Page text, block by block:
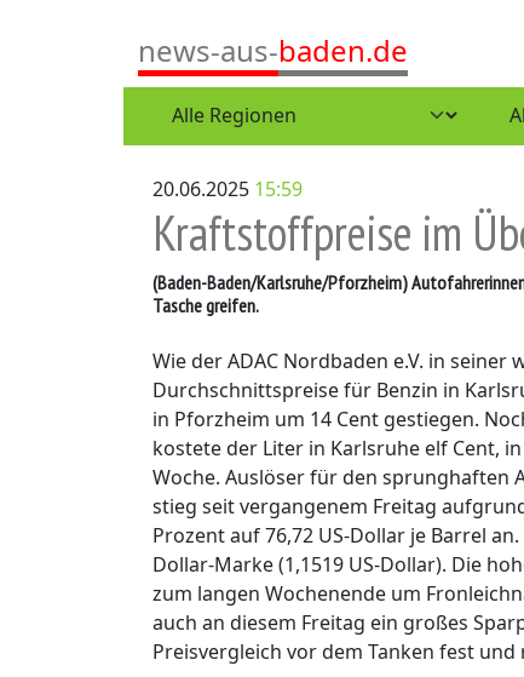
news-aus-baden.de
20.06.2025 15:59
Kraftstoffpreise im
(Baden-Baden/Karlsruhe/Pforzheim)
Tasche greifen.
Wie der ADAC Nordbaden e.V. in
Durchschnittspreise für Benzin in
in Pforzheim um 14 Cent gestiegen.
kostete der Liter in Karlsruhe elf Cent,
Woche. Auslöser für den sprunghaften
stieg seit vergangenem Freitag
Prozent auf 76,72 US-Dollar je Barrel
Dollar-Marke (1,1519 US-Dollar). Die
zum langen Wochenende um
auch an diesem Freitag ein großes
Preisvergleich vor dem Tanken fest